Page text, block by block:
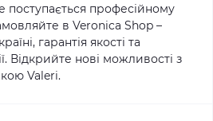
поступається професійному
в Veronica Shop –
гарантія якості та
Відкрийте нові можливості з
Valeri.